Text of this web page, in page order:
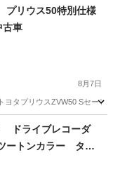
プリウス50特別仕様
車
8月7日
タプリウスZVW50 Sセー
50系
ドライブレコーダ
トンカラー タイ
離８５０００キロ